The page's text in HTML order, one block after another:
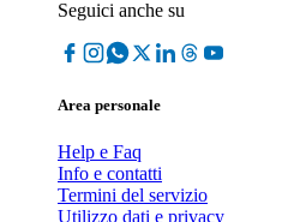
Seguici anche su
Area personale
Help e Faq
Info e contatti
Termini del servizio
Utilizzo dati e privacy